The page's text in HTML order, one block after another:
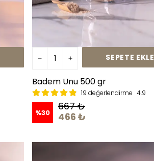
SEPETE EKLE
Badem Unu 500 gr
19 değerlendirme 4.9
%30
667 ₺
466 ₺